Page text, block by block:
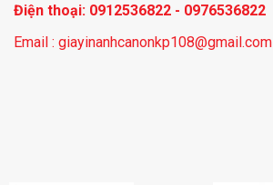
Điện thoại: 0912536822 - 0976536822
Email : giayinanhcanonkp108@gmail.com